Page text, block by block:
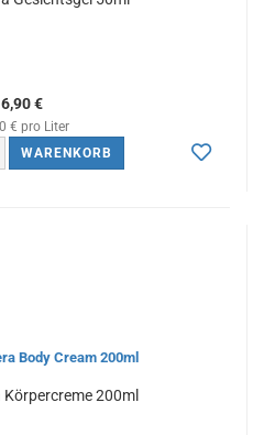
€
€ pro Liter
WARENKORB
Körpercreme 200ml